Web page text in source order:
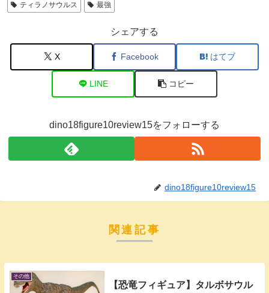
ティラノサウルス
最強
シェアする
X Facebook はてブ
LINE コピー
dino18figure10review15をフォローする
dino18figure10review15
関連記事
その他
【恐竜フィギュア】タルボサウル